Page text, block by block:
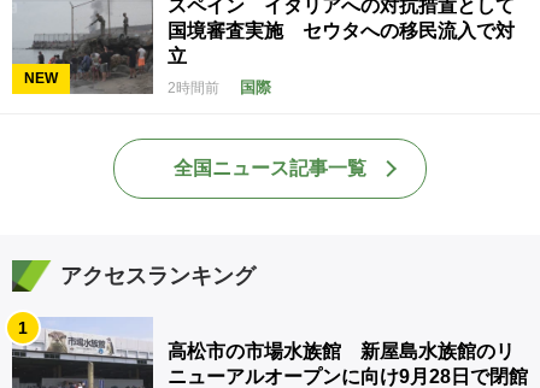
NEW
スペイン イタリアへの対抗措置として
国境審査実施 セウタへの移民流入で対
立
2時間前 国際
全国ニュース記事一覧
アクセスランキング
1
高松市の市場水族館 新屋島水族館のリ
ニューアルオープンに向け9月28日で閉館